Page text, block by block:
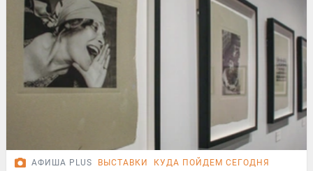
АФИША PLUS ВЫСТАВКИ КУДА ПОЙДЕМ СЕГОДНЯ